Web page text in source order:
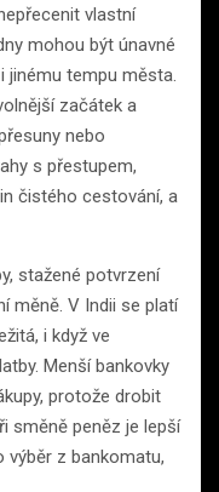
vlastní
mohou být únavné
jinému tempu města.
začátek a
nebo
s přestupem,
čistého cestování, a
stažené potvrzení
měně. V Indii se platí
i když ve
Menší bankovky
protože drobit
směně peněz je lepší
výběr z bankomatu,